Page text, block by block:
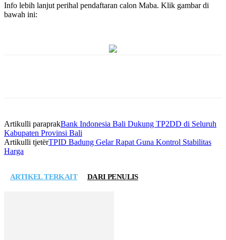
Info lebih lanjut perihal pendaftaran calon Maba. Klik gambar di
bawah ini:
Artikulli paraprakBank Indonesia Bali Dukung TP2DD di Seluruh
Kabupaten Provinsi Bali
Artikulli tjetërTPID Badung Gelar Rapat Guna Kontrol Stabilitas
Harga
ARTIKEL TERKAIT DARI PENULIS